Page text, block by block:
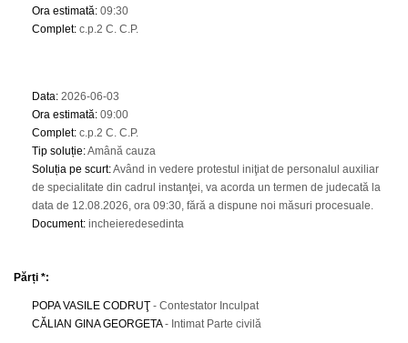
Ora estimată: 09:30
Complet: c.p.2 C. C.P.
Data: 2026-06-03
Ora estimată: 09:00
Complet: c.p.2 C. C.P.
Tip soluție:Amână cauza
Soluția pe scurt:Având in vedere protestul iniţiat de personalul auxiliar
de specialitate din cadrul instanţei, va acorda un termen de judecată la
data de 12.08.2026, ora 09:30, fără a dispune noi măsuri procesuale.
Document: incheieredesedinta
Părți *:
POPA VASILE CODRUŢ - Contestator Inculpat
CĂLIAN GINA GEORGETA- Intimat Parte civilă